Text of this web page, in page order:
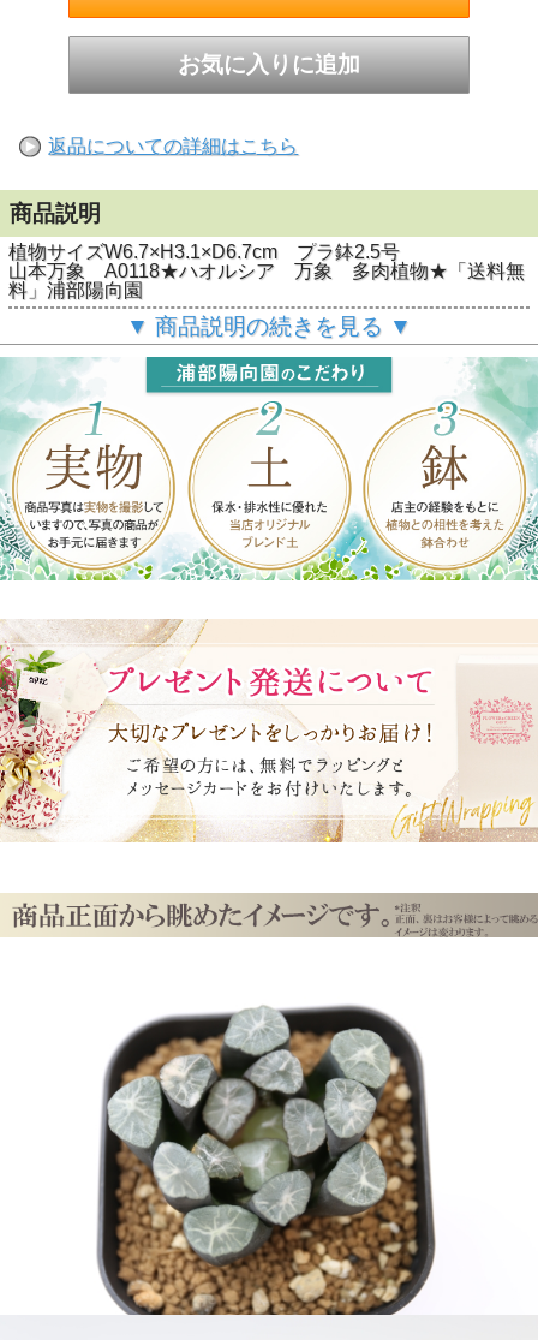
返品についての詳細はこちら
商品説明
植物サイズW6.7×H3.1×D6.7cm プラ鉢2.5号
山本万象 A0118★ハオルシア 万象 多肉植物★「送料無
料」浦部陽向園
▼ 商品説明の続きを見る ▼